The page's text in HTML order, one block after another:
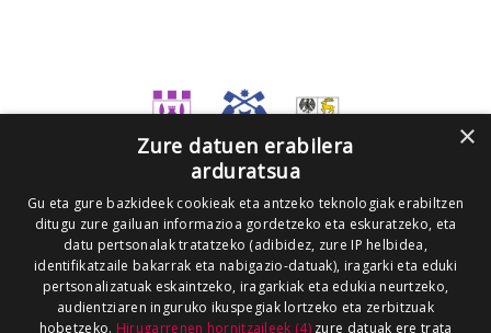
×
Zure datuen erabilera
arduratsua
Gu eta gure bazkideek cookieak eta antzeko teknologiak erabiltzen
ditugu zure gailuan informazioa gordetzeko eta eskuratzeko, eta
datu pertsonalak tratatzeko (adibidez, zure IP helbidea,
identifikatzaile bakarrak eta nabigazio-datuak), iragarki eta eduki
pertsonalizatuak eskaintzeko, iragarkiak eta edukia neurtzeko,
audientziaren inguruko ikuspegiak lortzeko eta zerbitzuak
hobetzeko. Hirugarrenen hornitzaileek (4)zure datuak ere trata